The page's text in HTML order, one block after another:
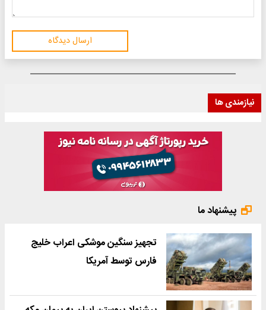
ارسال دیدگاه
نیازمندی ها
پیشنهاد ما
تجهیز سنگین موشکی اعراب خلیج
فارس توسط آمریکا